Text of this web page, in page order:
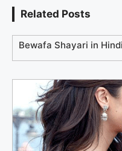
Related Posts
Bewafa Shayari in